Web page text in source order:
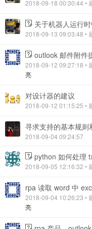
2018-09-18 00:30:44 •
关于机器人运行
2018-09-13 09:03:48 •
outlook 邮件附件
2018-09-12 09:27:18 •
亮
对设计器的建议
2018-09-12 01:15:25 •
寻求支持的基本规则
2018-09-04 09:24:57
python 如何处理
2018-09-05 12:16:32 •
rpa 读取 word 中
2018-09-04 10:26:23 •
亮